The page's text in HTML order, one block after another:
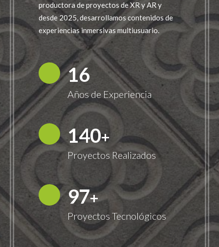
productora de proyectos de XR y AR y
desde 2025, desarrollamos contenidos de
experiencias inmersivas multiusuario.
18
Años de Experiencia
149+
Proyectos Realizados
100+
Proyectos Tecnológicos